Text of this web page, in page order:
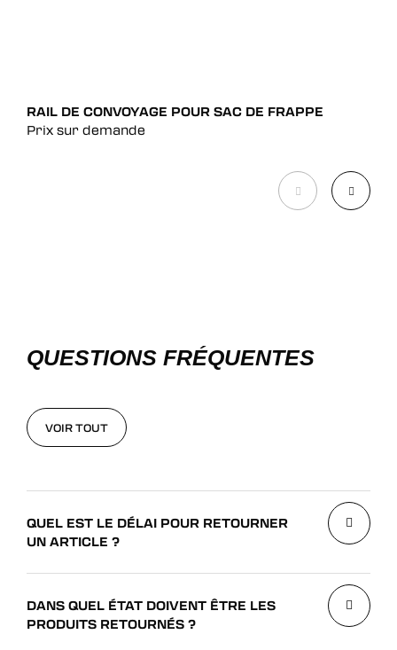
RAIL DE CONVOYAGE POUR SAC DE FRAPPE
Prix sur demande
QUESTIONS FRÉQUENTES
VOIR TOUT
QUEL EST LE DÉLAI POUR RETOURNER
UN ARTICLE ?
DANS QUEL ÉTAT DOIVENT ÊTRE LES
PRODUITS RETOURNÉS ?